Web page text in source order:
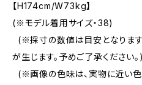
【H174cm/W73kg】
(※モデル着用サイズ・38)
(※採寸の数値は目安となりま
が生じます。予めご了承ください。)
(※画像の色味は、実物に近い色